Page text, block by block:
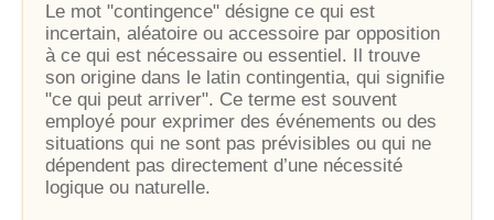
Le mot "contingence" désigne ce qui est
incertain, aléatoire ou accessoire par opposition
à ce qui est nécessaire ou essentiel. Il trouve
son origine dans le latin contingentia, qui signifie
"ce qui peut arriver". Ce terme est souvent
employé pour exprimer des événements ou des
situations qui ne sont pas prévisibles ou qui ne
dépendent pas directement d’une nécessité
logique ou naturelle.